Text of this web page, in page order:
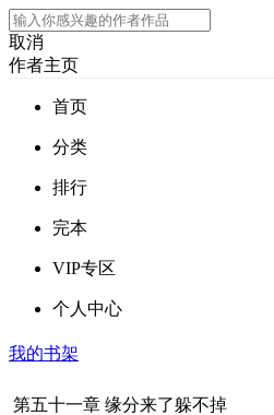
取消
作者主页
首页
分类
排行
完本
VIP专区
个人中心
我的书架
第五十一章 缘分来了躲不掉